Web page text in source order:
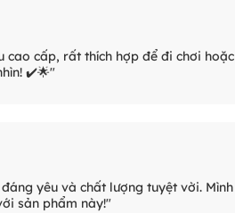
cấp, rất thích hợp để đi chơi hoặc
✔️🌟"
yêu và chất lượng tuyệt vời. Mình
sản phẩm này!"